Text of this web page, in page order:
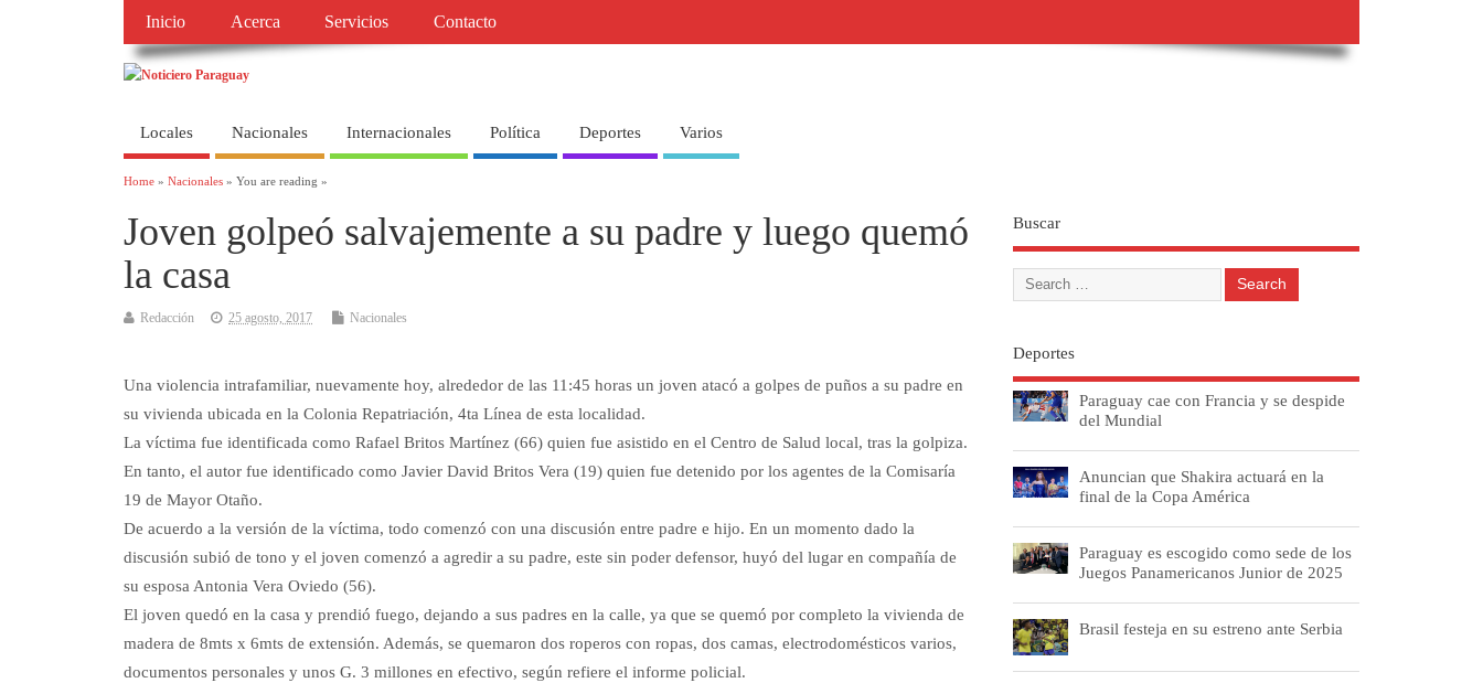
Inicio Acerca Servicios Contacto
Locales Nacionales Internacionales Política Deportes Varios
Home » Nacionales » You are reading »
Joven golpeó salvajemente a su padre y luego quemó
la casa
Redacción 25 agosto, 2017 Nacionales
Una violencia intrafamiliar, nuevamente hoy, alrededor de las 11:45 horas un joven atacó a golpes de puños a su padre en
su vivienda ubicada en la Colonia Repatriación, 4ta Línea de esta localidad.
La víctima fue identificada como Rafael Britos Martínez (66) quien fue asistido en el Centro de Salud local, tras la golpiza.
En tanto, el autor fue identificado como Javier David Britos Vera (19) quien fue detenido por los agentes de la Comisaría
19 de Mayor Otaño.
De acuerdo a la versión de la víctima, todo comenzó con una discusión entre padre e hijo. En un momento dado la
discusión subió de tono y el joven comenzó a agredir a su padre, este sin poder defensor, huyó del lugar en compañía de
su esposa Antonia Vera Oviedo (56).
El joven quedó en la casa y prendió fuego, dejando a sus padres en la calle, ya que se quemó por completo la vivienda de
madera de 8mts x 6mts de extensión. Además, se quemaron dos roperos con ropas, dos camas, electrodomésticos varios,
documentos personales y unos G. 3 millones en efectivo, según refiere el informe policial.
Buscar
Deportes
Paraguay cae con Francia y se despide
del Mundial
Anuncian que Shakira actuará en la
final de la Copa América
Paraguay es escogido como sede de los
Juegos Panamericanos Junior de 2025
Brasil festeja en su estreno ante Serbia